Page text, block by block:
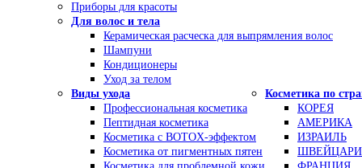
Приборы для красоты
Для волос и тела
Керамическая расческа для выпрямления волос
Шампуни
Кондиционеры
Уход за телом
Виды ухода
Профессиональная косметика
Пептидная косметика
Косметика с BOTOX-эффектом
Косметика от пигментных пятен
Косметика по
КОРЕЯ
АМЕРИКА
ИЗРАИЛЬ